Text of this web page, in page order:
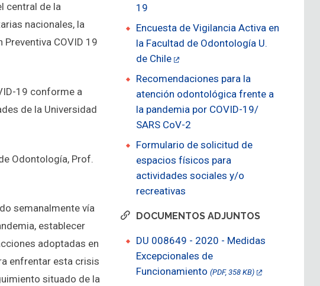
19
Encuesta de Vigilancia Activa en
la Facultad de Odontología U.
de Chile
Recomendaciones para la
atención odontológica frente a
la pandemia por COVID-19/
SARS CoV-2
Formulario de solicitud de
espacios físicos para
actividades sociales y/o
recreativas
DOCUMENTOS ADJUNTOS
DU 008649 - 2020 - Medidas
Excepcionales de
Funcionamiento (PDF, 358 KB)
central de la
nacionales, la
COVID 19
19 conforme a
de la Universidad
Odontología, Prof.
semanalmente vía
establecer
adoptadas en
enfrentar esta crisis
situado de la